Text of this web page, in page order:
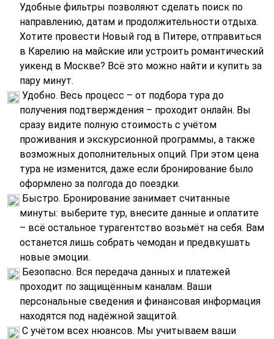
Удобные фильтры позволяют сделать поиск по
направлению, датам и продолжительности отдыха.
Хотите провести Новый год в Питере, отправиться
в Карелию на майские или устроить романтический
уикенд в Москве? Всё это можно найти и купить за
пару минут.
Удобно. Весь процесс – от подбора тура до
получения подтверждения – проходит онлайн. Вы
сразу видите полную стоимость с учётом
проживания и экскурсионной программы, а также
возможных дополнительных опций. При этом цена
тура не изменится, даже если бронирование было
оформлено за полгода до поездки.
Быстро. Бронирование занимает считанные
минуты: выберите тур, внесите данные и оплатите
– всё остальное турагентство возьмёт на себя. Вам
останется лишь собрать чемодан и предвкушать
новые эмоции.
Безопасно. Вся передача данных и платежей
проходит по защищённым каналам. Ваши
персональные сведения и финансовая информация
находятся под надёжной защитой.
С учётом всех нюансов. Мы учитываем ваши